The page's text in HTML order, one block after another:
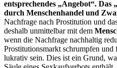
entsprechendes „Angebot“.
durch Menschenhandel und
Nachfrage nach Prostitution und
deshalb unmittelbar mit dem
wenn die Nachfrage nachhaltig
Prostitutionsmarkt schrumpfen
lukrativ sein. Dies ist ein Grund,